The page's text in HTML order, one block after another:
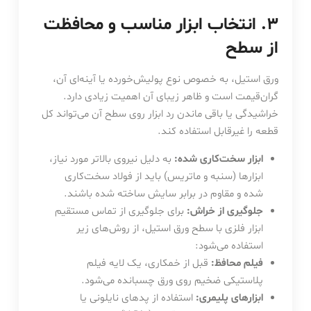
۳. انتخاب ابزار مناسب و محافظت
از سطح
ورق استیل، به خصوص نوع پولیش‌خورده یا آینه‌ای آن،
گران‌قیمت است و ظاهر زیبای آن اهمیت زیادی دارد.
خراشیدگی یا باقی ماندن رد ابزار روی سطح آن می‌تواند کل
قطعه را غیرقابل استفاده کند.
ابزار سخت‌کاری شده: به دلیل نیروی بالاتر مورد نیاز،
ابزارها (سنبه و ماتریس) باید از فولاد سخت‌کاری
شده و مقاوم در برابر سایش ساخته شده باشند.
جلوگیری از خراش: برای جلوگیری از تماس مستقیم
ابزار فلزی با سطح ورق استیل، از روش‌های زیر
استفاده می‌شود:
فیلم محافظ: قبل از خمکاری، یک لایه فیلم
پلاستیکی ضخیم روی ورق چسبانده می‌شود.
ابزارهای پلیمری: استفاده از پدهای نایلونی یا